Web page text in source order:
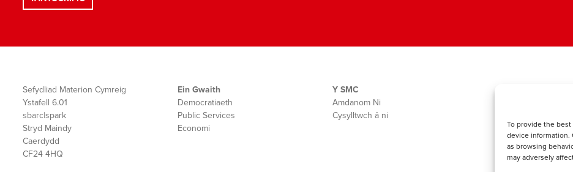
To provide the
device information.
as browsing
may adversely
Sefydliad Materion Cymreig
Ystafell 6.01
sbarc|spark
Stryd Maindy
Caerdydd
CF24 4HQ
Ein Gwaith
Democratiaeth
Public Services
Economi
Y SMC
Amdanom Ni
Cysylltwch â ni